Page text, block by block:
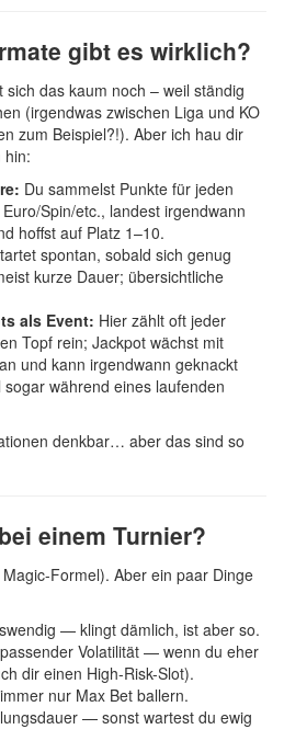
gibt es wirklich?
das kaum noch – weil ständig
(irgendwas zwischen Liga und KO
zum Beispiel?!). Aber ich hau dir
hin:
Du sammelst Punkte für jeden
Spin/etc., landest irgendwann
hoffst auf Platz 1–10.
spontan, sobald sich genug
kurze Dauer; übersichtliche
als Event: Hier zählt oft jeder
Topf rein; Jackpot wächst mit
und kann irgendwann geknackt
während eines laufenden
denkbar… aber das sind so
einem Turnier?
Formel). Aber ein paar Dinge
— klingt dämlich, ist aber so.
Volatilität — wenn du eher
dir einen High-Risk-Slot).
nur Max Bet ballern.
— sonst wartest du ewig